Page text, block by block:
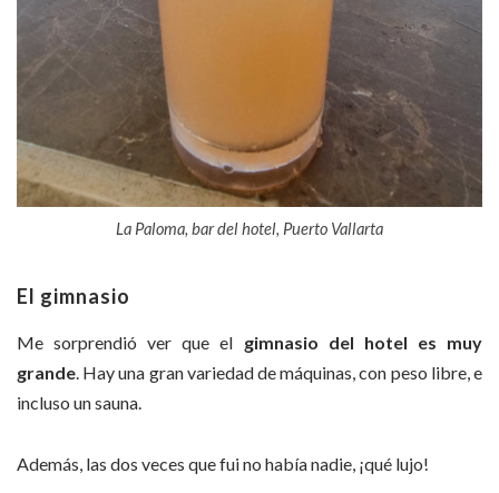
La Paloma, bar del hotel, Puerto Vallarta
El gimnasio
Me sorprendió ver que el gimnasio del hotel es muy
grande. Hay una gran variedad de máquinas, con peso libre, e
incluso un sauna.
Además, las dos veces que fui no había nadie, ¡qué lujo!